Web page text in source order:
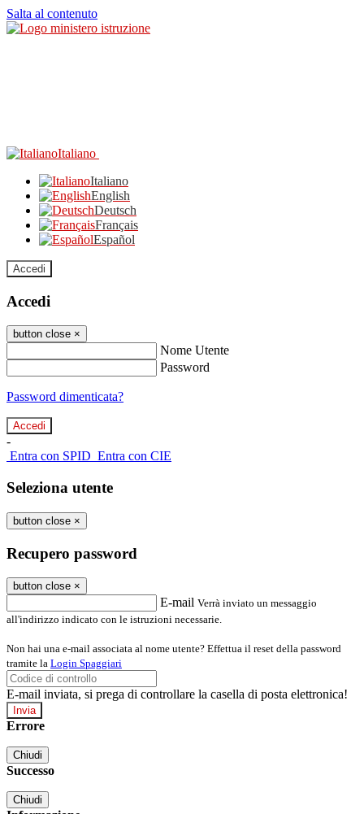
Salta al contenuto
Italiano
Italiano
English
Deutsch
Français
Español
Accedi
Accedi
button close ×
Nome Utente
Password
Password dimenticata?
-
Entra con SPID Entra con CIE
Seleziona utente
button close ×
Recupero password
button close ×
E-mail Verrà inviato un messaggio
all'indirizzo indicato con le istruzioni necessarie.
Non hai una e-mail associata al nome utente? Effettua il reset della password
tramite la Login Spaggiari
E-mail inviata, si prega di controllare la casella di posta elettronica!
Errore
Chiudi
Successo
Chiudi